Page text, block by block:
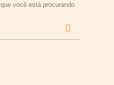
você está procurando